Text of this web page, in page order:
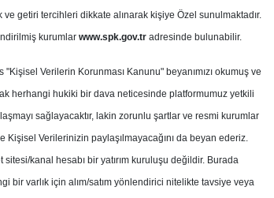
Yatırım Rapor Detay
Haberleri
ve getiri tercihleri dikkate alınarak kişiye Özel sunulmaktadır.
kurumlar www.spk.gov.tradresinde bulunabilir.
"Kişisel Verilerin Korunması Kanunu" beyanımızı okumuş ve
herhangi hukiki bir dava neticesinde platformumuz yetkili
sağlayacaktır, lakin zorunlu şartlar ve resmi kurumlar
Kişisel Verilerinizin paylaşılmayacağını da beyan ederiz.
sitesi/kanal hesabı bir yatırım kuruluşu değildir. Burada
bir varlık için alım/satım yönlendirici nitelikte tavsiye veya